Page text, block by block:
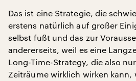
Das ist eine Strategie, die
erstens natürlich auf großer
selbst fußt und das zur
andererseits, weil es eine
Long-Time-Strategy, die also
Zeiträume wirklich wirken kann,